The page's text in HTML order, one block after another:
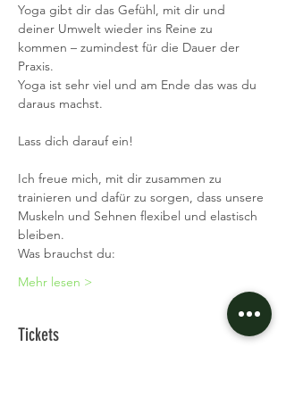
Yoga gibt dir das Gefühl, mit dir und
deiner Umwelt wieder ins Reine zu
kommen – zumindest für die Dauer der
Praxis.
Yoga ist sehr viel und am Ende das was du
daraus machst.
Lass dich darauf ein!
Ich freue mich, mit dir zusammen zu
trainieren und dafür zu sorgen, dass unsere
Muskeln und Sehnen flexibel und elastisch
bleiben.
Was brauchst du:
Mehr lesen >
Tickets